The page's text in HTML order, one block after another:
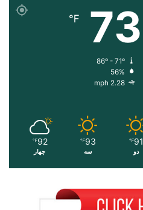
73
℉
56%
2.28 mph
91
℉
دو
93
℉
سه
92
℉
چهار